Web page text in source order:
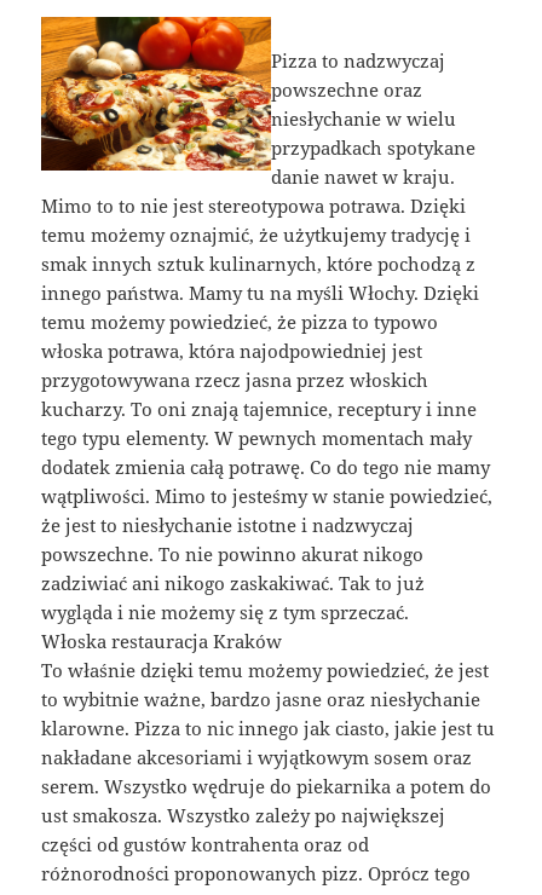
Pizza to nadzwyczaj
powszechne oraz
niesłychanie w wielu
przypadkach spotykane
danie nawet w kraju.
Mimo to to nie jest stereotypowa potrawa. Dzięki
temu możemy oznajmić, że użytkujemy tradycję i
smak innych sztuk kulinarnych, które pochodzą z
innego państwa. Mamy tu na myśli Włochy. Dzięki
temu możemy powiedzieć, że pizza to typowo
włoska potrawa, która najodpowiedniej jest
przygotowywana rzecz jasna przez włoskich
kucharzy. To oni znają tajemnice, receptury i inne
tego typu elementy. W pewnych momentach mały
dodatek zmienia całą potrawę. Co do tego nie mamy
wątpliwości. Mimo to jesteśmy w stanie powiedzieć,
że jest to niesłychanie istotne i nadzwyczaj
powszechne. To nie powinno akurat nikogo
zadziwiać ani nikogo zaskakiwać. Tak to już
wygląda i nie możemy się z tym sprzeczać.
Włoska restauracja Kraków
To właśnie dzięki temu możemy powiedzieć, że jest
to wybitnie ważne, bardzo jasne oraz niesłychanie
klarowne. Pizza to nic innego jak ciasto, jakie jest tu
nakładane akcesoriami i wyjątkowym sosem oraz
serem. Wszystko wędruje do piekarnika a potem do
ust smakosza. Wszystko zależy po największej
części od gustów kontrahenta oraz od
różnorodności proponowanych pizz. Oprócz tego